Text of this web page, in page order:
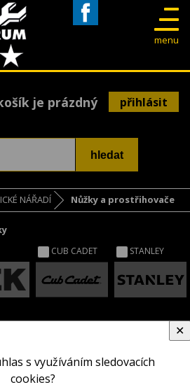
menu
je prázdný přihlásit
NÁŘADÍ Nůžky a prostřihovače
CUB CADET STANLEY
s využíváním sledovacích
cookies?
✕